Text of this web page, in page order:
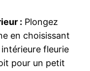
: Plongez
en choisissant
fleurie
pour un petit